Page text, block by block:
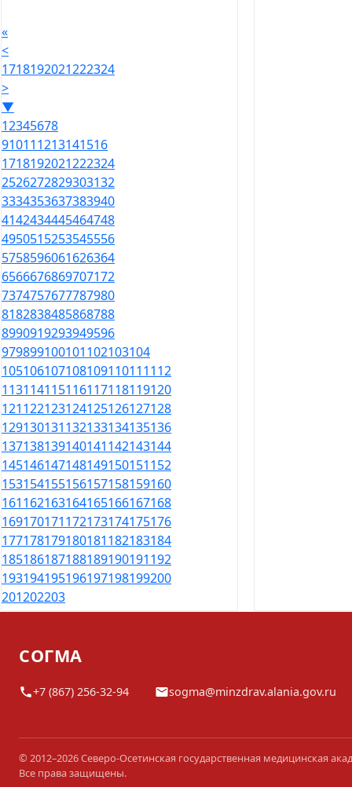
«
<
1718192021222324
>
▼
12345678
910111213141516
1718192021222324
2526272829303132
3334353637383940
4142434445464748
4950515253545556
5758596061626364
6566676869707172
7374757677787980
8182838485868788
8990919293949596
979899100101102103104
105106107108109110111112
113114115116117118119120
121122123124125126127128
129130131132133134135136
137138139140141142143144
145146147148149150151152
153154155156157158159160
161162163164165166167168
169170171172173174175176
177178179180181182183184
185186187188189190191192
193194195196197198199200
201202203
СОГМА
+7 (867) 256-32-94 sogma@minzdrav.alania.gov.ru
© 2012–2026 Северо-Осетинская государственная медицинская
Все права защищены.